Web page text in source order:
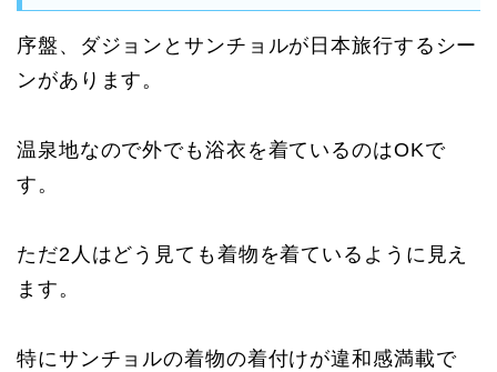
序盤、ダジョンとサンチョルが日本旅行するシー
ンがあります。
温泉地なので外でも浴衣を着ているのはOKで
す。
ただ2人はどう見ても着物を着ているように見え
ます。
特にサンチョルの着物の着付けが違和感満載で